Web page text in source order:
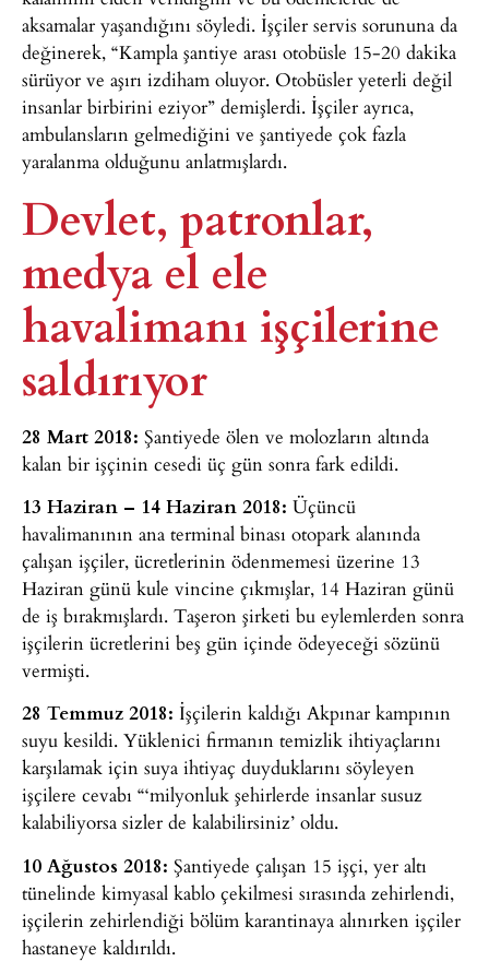
aksamalar yaşandığını söyledi. İşçiler servis sorununa da
değinerek, “Kampla şantiye arası otobüsle 15-20 dakika
sürüyor ve aşırı izdiham oluyor. Otobüsler yeterli değil
insanlar birbirini eziyor” demişlerdi. İşçiler ayrıca,
ambulansların gelmediğini ve şantiyede çok fazla
yaralanma olduğunu anlatmışlardı.
Devlet, patronlar,
medya el ele
havalimanı işçilerine
saldırıyor​
28 Mart 2018: Şantiyede ölen ve molozların altında
kalan bir işçinin cesedi üç gün sonra fark edildi.
13 Haziran – 14 Haziran 2018: Üçüncü
havalimanının ana terminal binası otopark alanında
çalışan işçiler, ücretlerinin ödenmemesi üzerine 13
Haziran günü kule vincine çıkmışlar, 14 Haziran günü
de iş bırakmışlardı. Taşeron şirketi bu eylemlerden sonra
işçilerin ücretlerini beş gün içinde ödeyeceği sözünü
vermişti.
28 Temmuz 2018: İşçilerin kaldığı Akpınar kampının
suyu kesildi. Yüklenici firmanın temizlik ihtiyaçlarını
karşılamak için suya ihtiyaç duyduklarını söyleyen
işçilere cevabı “‘milyonluk şehirlerde insanlar susuz
kalabiliyorsa sizler de kalabilirsiniz’ oldu.
10 Ağustos 2018: Şantiyede çalışan 15 işçi, yer altı
tünelinde kimyasal kablo çekilmesi sırasında zehirlendi,
işçilerin zehirlendiği bölüm karantinaya alınırken işçiler
hastaneye kaldırıldı.